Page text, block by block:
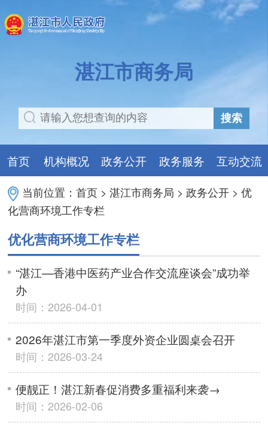
湛江市商务局
搜索
首页 机构概况 政务公开 政务服务 互动交流
当前位置：首页 >湛江市商务局 >政务公开 >优
化营商环境工作专栏
优化营商环境工作专栏
“湛江—香港中医药产业合作交流座谈会”成功举
办
时间：2026-04-01
2026年湛江市第一季度外资企业圆桌会召开
时间：2026-03-24
便靓正！湛江新春促消费多重福利来袭→
时间：2026-02-06